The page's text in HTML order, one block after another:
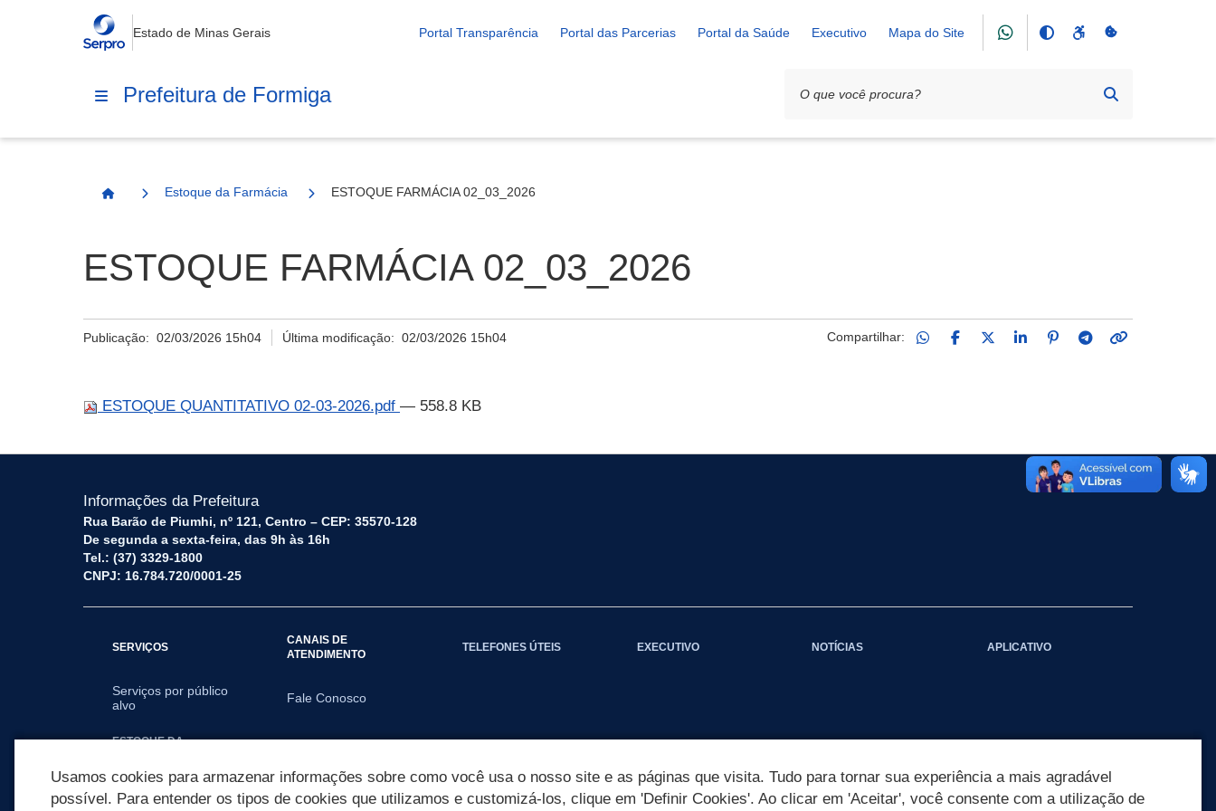
Estado de Minas Gerais Portal Transparência Portal das Parcerias Portal da Saúde Executivo Mapa do Site
Prefeitura de Formiga
Página Inicial
Estoque da Farmácia ESTOQUE FARMÁCIA 02_03_2026
ESTOQUE FARMÁCIA 02_03_2026
Publicação: 02/03/2026 15h04 Última modificação:02/03/2026 15h04 Compartilhar:
ESTOQUE QUANTITATIVO 02-03-2026.pdf — 558.8 KB
Informações da Prefeitura
Rua Barão de Piumhi, nº 121, Centro – CEP: 35570-128
De segunda a sexta-feira, das 9h às 16h
Tel.: (37) 3329-1800
CNPJ: 16.784.720/0001-25
SERVIÇOS
Serviços por público
alvo
CANAIS DE
ATENDIMENTO
Fale Conosco
TELEFONES ÚTEIS EXECUTIVO NOTÍCIAS APLICATIVO
ESTOQUE DA
Usamos cookies para armazenar informações sobre como você usa o nosso site e as páginas que visita. Tudo para tornar sua experiência a mais agradável
possível. Para entender os tipos de cookies que utilizamos e customizá-los, clique em 'Definir Cookies'. Ao clicar em 'Aceitar', você consente com a utilização de